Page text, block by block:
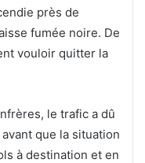
près de
fumée noire. De
vouloir quitter la
le trafic a dû
que la situation
à destination et en